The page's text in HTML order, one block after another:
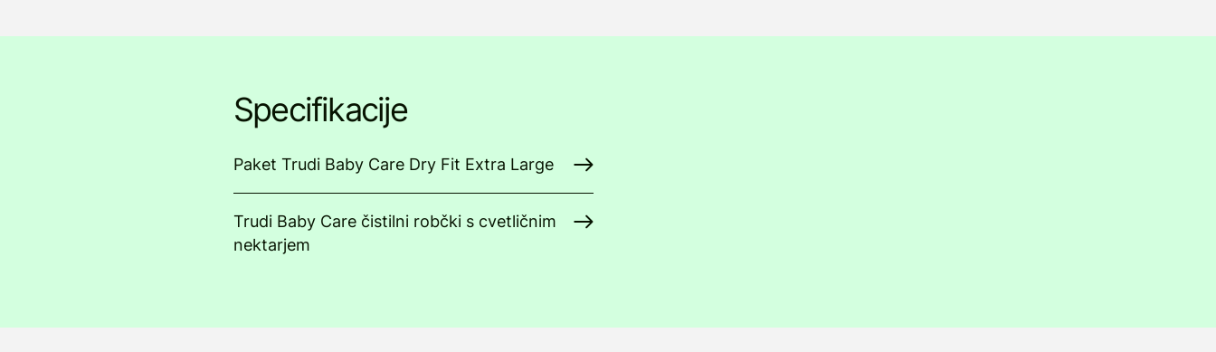
Specifikacije
Paket Trudi Baby Care Dry Fit Extra Large
Trudi Baby Care čistilni robčki s cvetličnim
nektarjem